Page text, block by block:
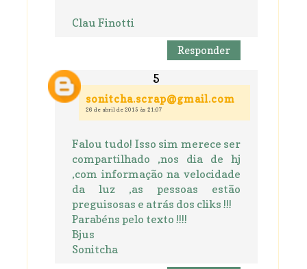
Clau Finotti
Responder
sonitcha.scrap@gmail.com
26 de abril de 2015 às 21:07
Falou tudo! Isso sim merece ser
compartilhado ,nos dia de hj
,com informação na velocidade
da luz ,as pessoas estão
preguisosas e atrás dos cliks !!!
Parabéns pelo texto !!!!
Bjus
Sonitcha